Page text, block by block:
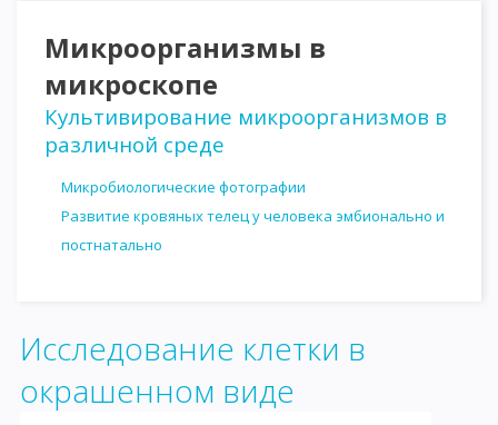
Микроорганизмы в
микроскопе
Культивирование микроорганизмов в
различной среде
Микробиологические фотографии
Развитие кровяных телец у человека эмбионально и
постнатально
Исследование клетки в
окрашенном виде